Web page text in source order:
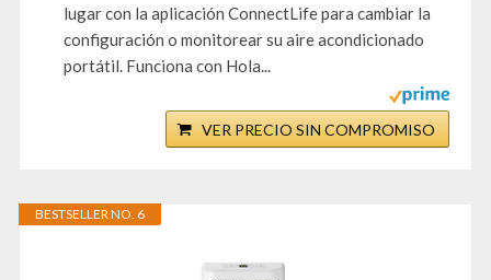
lugar con la aplicación ConnectLife para cambiar la
configuración o monitorear su aire acondicionado
portátil. Funciona con Hola...
VER PRECIO SIN COMPROMISO
BESTSELLER NO. 6